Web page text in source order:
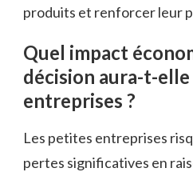
produits et renforcer leur
Quel impact
décision aura-t-
entreprises ?
Les petites entreprises
pertes significatives en